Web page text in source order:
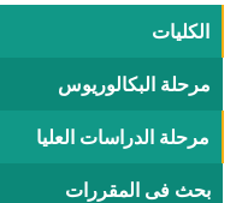
الكليات
مرحلة البكالوريوس
مرحلة الدراسات العليا
بحث فى المقررات